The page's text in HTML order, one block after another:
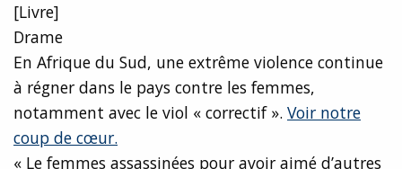
[Livre]
Drame
En Afrique du Sud, une extrême violence continue
à régner dans le pays contre les femmes,
notamment avec le viol « correctif ». Voir notre
coup de cœur.
« Le femmes assassinées pour avoir aimé d’autres